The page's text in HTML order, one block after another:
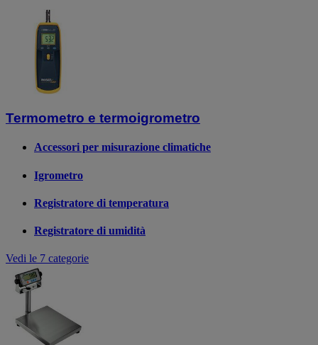
Termometro e termoigrometro
Accessori per misurazione climatiche
Igrometro
Registratore di temperatura
Registratore di umidità
Vedi le 7 categorie